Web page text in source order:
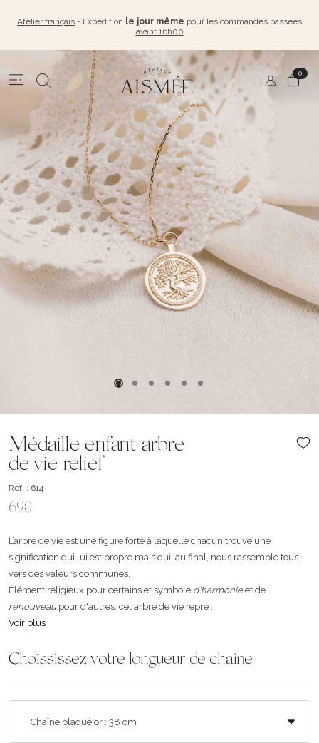
Atelier français - Expédition le jour même pour les commandes passées
avant 16h00
0
Médaille enfant arbre
de vie relief
Ref. : 614
69€
L’arbre de vie est une figure forte à laquelle chacun trouve une
signification qui lui est propre mais qui, au final, nous rassemble tous
vers des valeurs communes.
Élément religieux pour certains et symbole d'harmonieet de
renouveaupour d'autres, cet arbre de vie repré ...
Voir plus
Choississez votre longueur de chaîne